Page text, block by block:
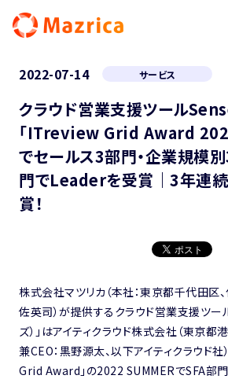
2022-07-14 サービス
クラウド営業支援ツール
「ITreview Grid Award
でセールス3部門・企業規模
門でLeaderを受賞｜3年連
賞！
株式会社マツリカ（本社：東京都千代田区
佐英司）が提供するクラウド営業支援ツー
ズ）」はアイティクラウド株式会社（東京都
兼CEO：黒野源太、以下アイティクラウド
Grid Award」の2022 SUMMERでSFA部門